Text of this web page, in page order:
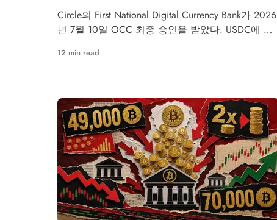
Circle의 First National Digital Currency Bank가 2026
년 7월 10일 OCC 최종 승인을 받았다. USDC에 바
12 min read